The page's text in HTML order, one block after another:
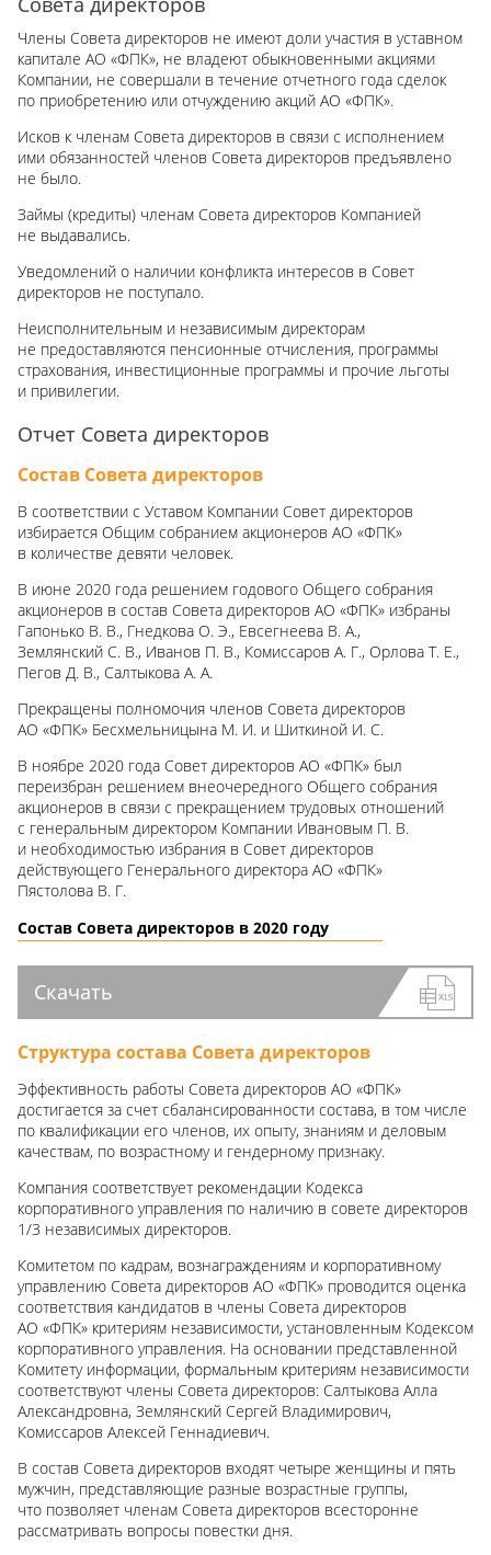
Члены Совета директоров не имеют доли участия в уставном
капитале АО «ФПК», не владеют обыкновенными акциями
Компании, не совершали в течение отчетного года сделок
по приобретению или отчуждению акций АО «ФПК».
Исков к членам Совета директоров в связи с исполнением
ими обязанностей членов Совета директоров предъявлено
не было.
Займы (кредиты) членам Совета директоров Компанией
не выдавались.
Уведомлений о наличии конфликта интересов в Совет
директоров не поступало.
Неисполнительным и независимым директорам
не предоставляются пенсионные отчисления, программы
страхования, инвестиционные программы и прочие льготы
и привилегии.
Отчет Совета директоров
Состав Совета директоров
В соответствии с Уставом Компании Совет директоров
избирается Общим собранием акционеров АО «ФПК»
в количестве девяти человек.
В июне 2020 года решением годового Общего собрания
акционеров в состав Совета директоров АО «ФПК» избраны
Гапонько В. В., Гнедкова О. Э., Евсегнеева В. А.,
Землянский С. В., Иванов П. В., Комиссаров А. Г., Орлова Т. Е.,
Пегов Д. В., Салтыкова А. А.
Прекращены полномочия членов Совета директоров
АО «ФПК» Бесхмельницына М. И. и Шиткиной И. С.
В ноябре 2020 года Совет директоров АО «ФПК» был
переизбран решением внеочередного Общего собрания
акционеров в связи с прекращением трудовых отношений
с генеральным директором Компании Ивановым П. В.
и необходимостью избрания в Совет директоров
действующего Генерального директора АО «ФПК»
Пястолова В. Г.
Cостав Совета директоров в 2020 году
Скачать
Структура состава Совета директоров
Эффективность работы Совета директоров АО «ФПК»
достигается за счет сбалансированности состава, в том числе
по квалификации его членов, их опыту, знаниям и деловым
качествам, по возрастному и гендерному признаку.
Компания соответствует рекомендации Кодекса
корпоративного управления по наличию в совете директоров
1/3 независимых директоров.
Комитетом по кадрам, вознаграждениям и корпоративному
управлению Совета директоров АО «ФПК» проводится оценка
соответствия кандидатов в члены Совета директоров
АО «ФПК» критериям независимости, установленным Кодексом
корпоративного управления. На основании представленной
Комитету информации, формальным критериям независимости
соответствуют члены Совета директоров: Салтыкова Алла
Александровна, Землянский Сергей Владимирович,
Комиссаров Алексей Геннадиевич.
В состав Совета директоров входят четыре женщины и пять
мужчин, представляющие разные возрастные группы,
что позволяет членам Совета директоров всесторонне
рассматривать вопросы повестки дня.